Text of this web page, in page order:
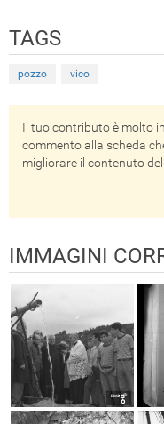
TAGS
pozzo vico
Il tuo contributo è molto
commento alla scheda
migliorare il contenuto
IMMAGINI